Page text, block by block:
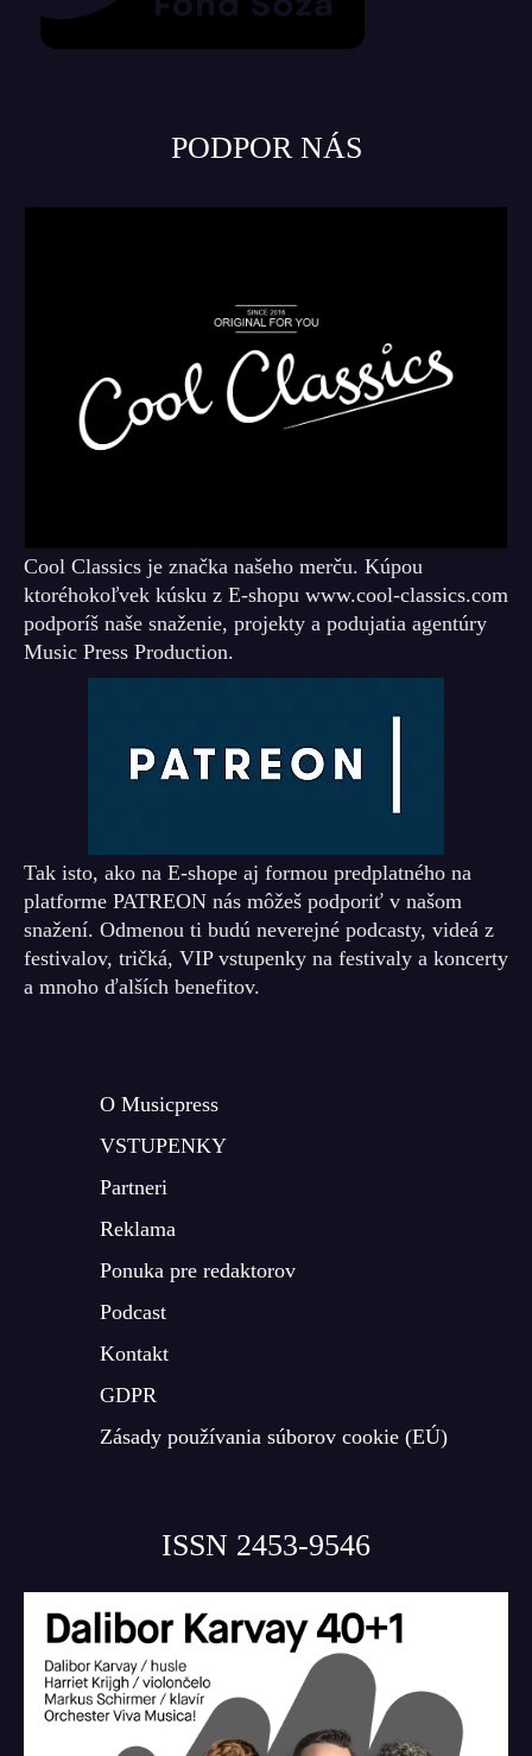
PODPOR NÁS
Cool Classics je značka našeho merču. Kúpou
ktoréhokoľvek kúsku z E-shopu www.cool-classics.com
podporíš naše snaženie, projekty a podujatia agentúry
Music Press Production.
Tak isto, ako na E-shope aj formou predplatného na
platforme PATREON nás môžeš podporiť v našom
snažení. Odmenou ti budú neverejné podcasty, videá z
festivalov, tričká, VIP vstupenky na festivaly a koncerty
a mnoho ďalších benefitov.
O Musicpress
VSTUPENKY
Partneri
Reklama
Ponuka pre redaktorov
Podcast
Kontakt
GDPR
Zásady používania súborov cookie (EÚ)
ISSN 2453-9546